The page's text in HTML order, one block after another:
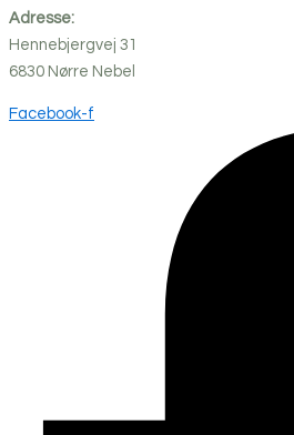
Adresse:
Hennebjergvej 31
6830 Nørre Nebel
Facebook-f